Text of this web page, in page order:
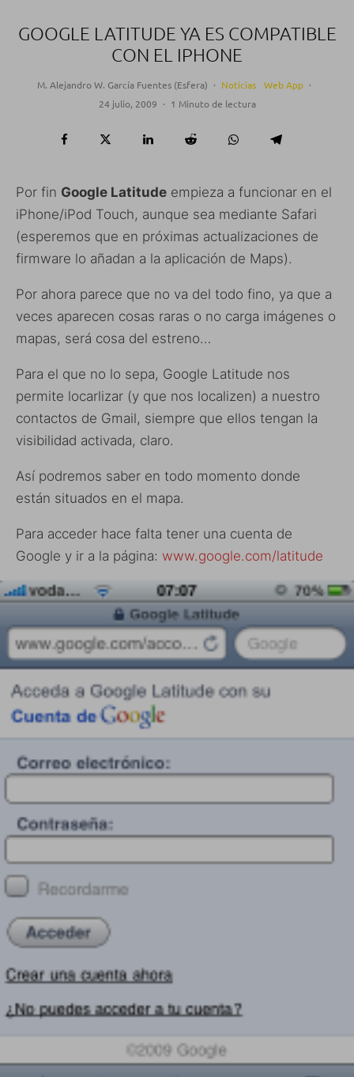
GOOGLE LATITUDE YA ES COMPATIBLE
CON EL IPHONE
M. Alejandro W. García Fuentes (Esfera) · Noticias Web App ·
24 julio, 2009 · 1 Minuto de lectura
Por fin Google Latitude empieza a funcionar en el
iPhone/iPod Touch, aunque sea mediante Safari
(esperemos que en próximas actualizaciones de
firmware lo añadan a la aplicación de Maps).
Por ahora parece que no va del todo fino, ya que a
veces aparecen cosas raras o no carga imágenes o
mapas, será cosa del estreno…
Para el que no lo sepa, Google Latitude nos
permite locarlizar (y que nos localizen) a nuestro
contactos de Gmail, siempre que ellos tengan la
visibilidad activada, claro.
Así podremos saber en todo momento donde
están situados en el mapa.
Para acceder hace falta tener una cuenta de
Google y ir a la página: www.google.com/latitude